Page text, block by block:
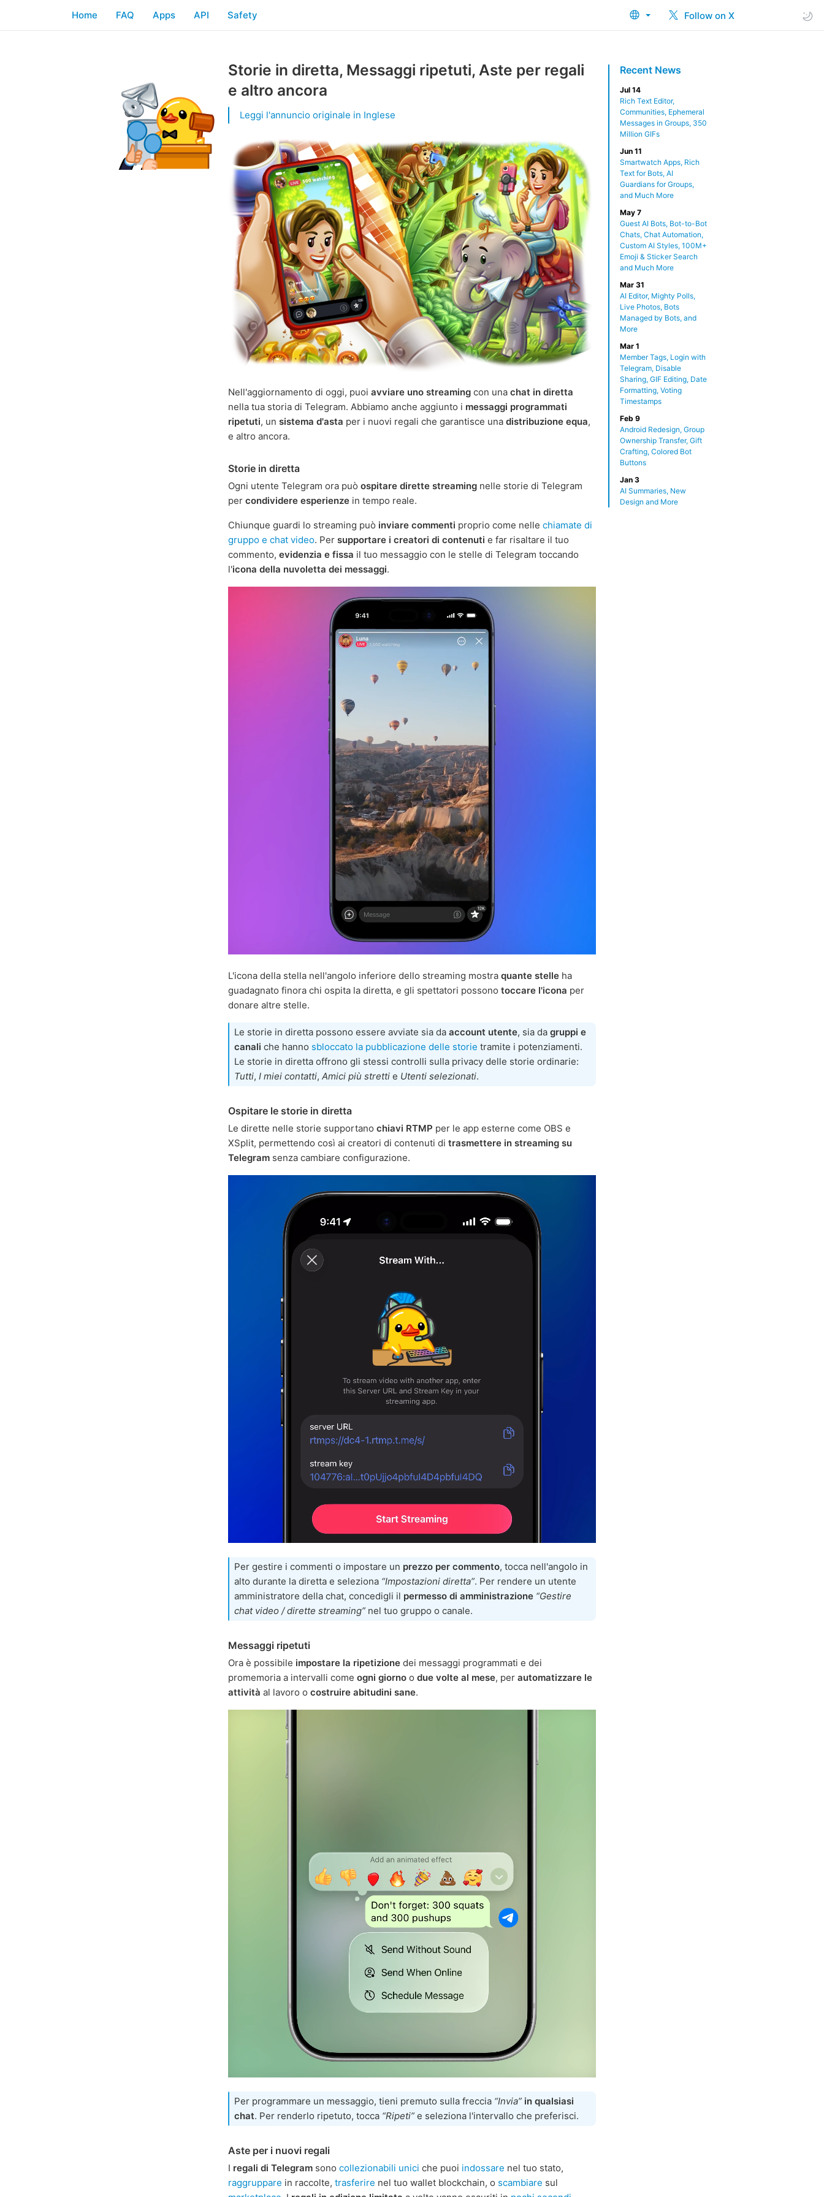
Follow on X
Home FAQ Apps API Safety
Recent News
Jul 14
Rich Text Editor,
Communities, Ephemeral
Messages in Groups, 350
Million GIFs
Jun 11
Smartwatch Apps, Rich
Text for Bots, AI
Guardians for Groups,
and Much More
May 7
Guest AI Bots, Bot-to-Bot
Chats, Chat Automation,
Custom AI Styles, 100M+
Emoji & Sticker Search
and Much More
Mar 31
AI Editor, Mighty Polls,
Live Photos, Bots
Managed by Bots, and
More
Mar 1
Member Tags, Login with
Telegram, Disable
Sharing, GIF Editing, Date
Formatting, Voting
Timestamps
Feb 9
Android Redesign, Group
Ownership Transfer, Gift
Crafting, Colored Bot
Buttons
Jan 3
AI Summaries, New
Design and More
Storie in diretta, Messaggi ripetuti, Aste per regali
e altro ancora
Leggi l'annuncio originale in Inglese
Nell'aggiornamento di oggi, puoi avviare uno streaming con una chat in diretta
nella tua storia di Telegram. Abbiamo anche aggiunto i messaggi programmati
ripetuti, un sistema d'asta per i nuovi regali che garantisce una distribuzione equa,
e altro ancora.
Storie in diretta
Ogni utente Telegram ora può ospitare dirette streaming nelle storie di Telegram
per condividere esperienze in tempo reale.
Chiunque guardi lo streaming può inviare commenti proprio come nelle chiamate di
gruppo e chat video. Per supportare i creatori di contenuti e far risaltare il tuo
commento, evidenzia e fissa il tuo messaggio con le stelle di Telegram toccando
l'icona della nuvoletta dei messaggi.
L'icona della stella nell'angolo inferiore dello streaming mostra quante stelle ha
guadagnato finora chi ospita la diretta, e gli spettatori possono toccare l'icona per
donare altre stelle.
Le storie in diretta possono essere avviate sia da account utente, sia da gruppi e
canali che hanno sbloccato la pubblicazione delle storie tramite i potenziamenti.
Le storie in diretta offrono gli stessi controlli sulla privacy delle storie ordinarie:
Tutti, I miei contatti, Amici più stretti e Utenti selezionati.
Ospitare le storie in diretta
Le dirette nelle storie supportano chiavi RTMP per le app esterne come OBS e
XSplit, permettendo così ai creatori di contenuti di trasmettere in streaming su
Telegram senza cambiare configurazione.
Per gestire i commenti o impostare un prezzo per commento, tocca nell'angolo in
alto durante la diretta e seleziona “Impostazioni diretta”. Per rendere un utente
amministratore della chat, concedigli il permesso di amministrazione “Gestire
chat video / dirette streaming” nel tuo gruppo o canale.
Messaggi ripetuti
Ora è possibile impostare la ripetizione dei messaggi programmati e dei
promemoria a intervalli come ogni giorno o due volte al mese, per automatizzare le
attività al lavoro o costruire abitudini sane.
Per programmare un messaggio, tieni premuto sulla freccia “Invia” in qualsiasi
chat. Per renderlo ripetuto, tocca “Ripeti” e seleziona l'intervallo che preferisci.
Aste per i nuovi regali
I regali di Telegram sono collezionabili unici che puoi indossare nel tuo stato,
raggruppare in raccolte, trasferire nel tuo wallet blockchain, o scambiare sul